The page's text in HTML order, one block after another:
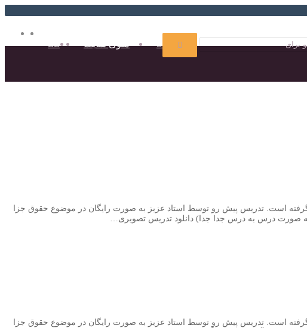
منوی سایت تغییر
جستجو
است. تدریس پیش رو توسط استاد عزیز به صورت رایگان در موضوع حقوق جزا
است. تدریس پیش رو توسط استاد عزیز به صورت رایگان در موضوع حقوق جزا